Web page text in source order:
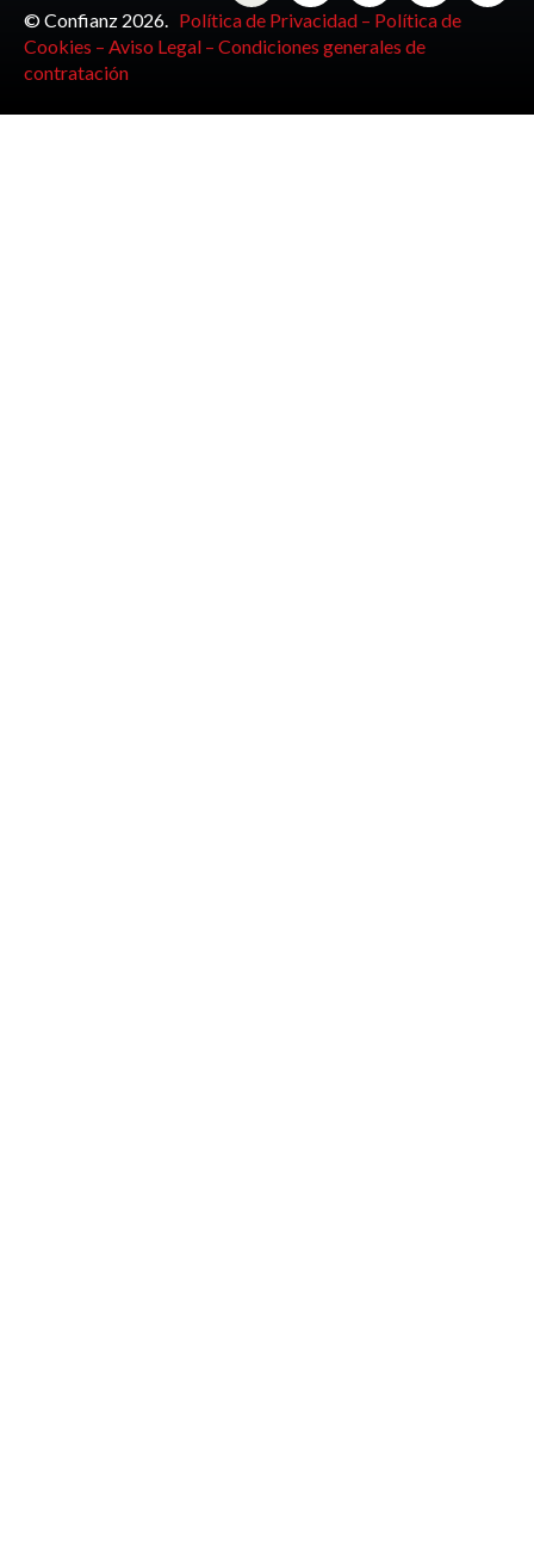
© Confianz 2026. Política de Privacidad – Política de
Cookies – Aviso Legal – Condiciones generales de
contratación